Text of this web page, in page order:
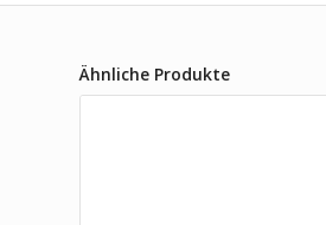
Ähnliche Produkte